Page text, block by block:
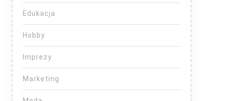
Edukacja
Hobby
Imprezy
Marketing